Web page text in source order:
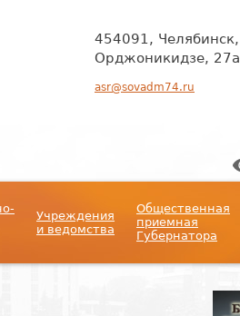
454091, Челябинск,
Орджоникидзе, 27а
asr@sovadm74.ru
Учреждения
и ведомства
Общественная
приемная
Губернатора